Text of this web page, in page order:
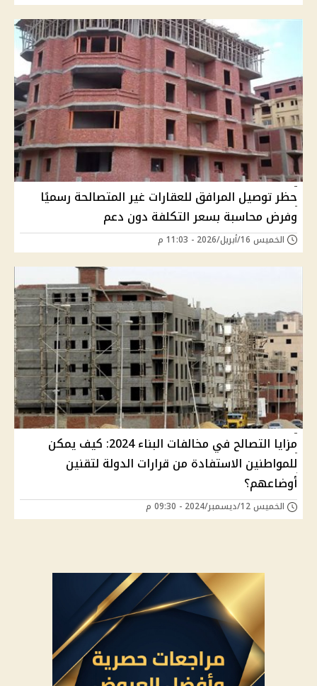
حظر توصيل المرافق للعقارات غير المتصالحة رسميًا
وفرض محاسبة بسعر التكلفة دون دعم
الخميس 16/أبريل/2026 - 11:03 م
مزايا التصالح في مخالفات البناء 2024: كيف يمكن
للمواطنين الاستفادة من قرارات الدولة لتقنين
أوضاعهم؟
الخميس 12/ديسمبر/2024 - 09:30 م